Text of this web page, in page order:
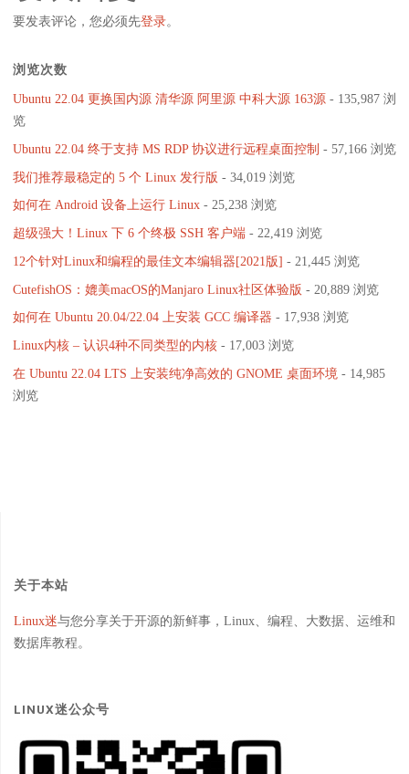
要发表评论，您必须先登录。
浏览次数
Ubuntu 22.04 更换国内源 清华源 阿里源 中科大源 163源- 135,987 浏
览
Ubuntu 22.04 终于支持 MS RDP 协议进行远程桌面控制 - 57,166 浏览
我们推荐最稳定的 5 个 Linux 发行版 - 34,019 浏览
如何在 Android 设备上运行 Linux- 25,238 浏览
超级强大！Linux 下 6 个终极 SSH 客户端- 22,419 浏览
12个针对Linux和编程的最佳文本编辑器[2021版] - 21,445 浏览
CutefishOS：媲美macOS的Manjaro Linux社区体验版 - 20,889 浏览
如何在 Ubuntu 20.04/22.04 上安装 GCC 编译器 - 17,938 浏览
Linux内核 – 认识4种不同类型的内核- 17,003 浏览
在 Ubuntu 22.04 LTS 上安装纯净高效的 GNOME 桌面环境 - 14,985
浏览
关于本站
Linux迷与您分享关于开源的新鲜事，Linux、编程、大数据、运维和
数据库教程。
LINUX迷公众号